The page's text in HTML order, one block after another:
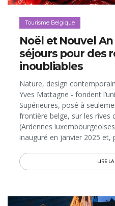
Tourisme Belgique
Noël et Nouvel An
séjours pour des
inoubliables
Nature, design
Yves Mattagne - fondent
Supérieures, posé à
frontière belge, sur les rives
(Ardennes
inauguré en janvier 2025 et,
LIRE